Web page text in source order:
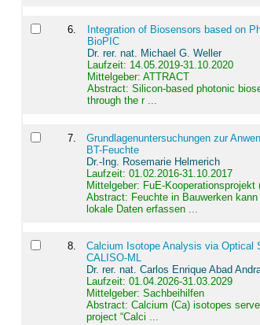
6.
Integration of Biosensors based on
BioPIC
Dr. rer. nat. Michael G. Weller
Laufzeit: 14.05.2019-31.10.2020
Mittelgeber: ATTRACT
Abstract: Silicon-based photonic
through the r ...
7.
Grundlagenuntersuchungen zur
BT-Feuchte
Dr.-Ing. Rosemarie Helmerich
Laufzeit: 01.02.2016-31.10.2017
Mittelgeber: FuE-Kooperationsprojekt
Abstract: Feuchte in Bauwerken
lokale Daten erfassen ...
8.
Calcium Isotope Analysis via Optical
CALISO-ML
Dr. rer. nat. Carlos Enrique Abad
Laufzeit: 01.04.2026-31.03.2029
Mittelgeber: Sachbeihilfen
Abstract:Calcium (Ca) isotopes
project “Calci ...